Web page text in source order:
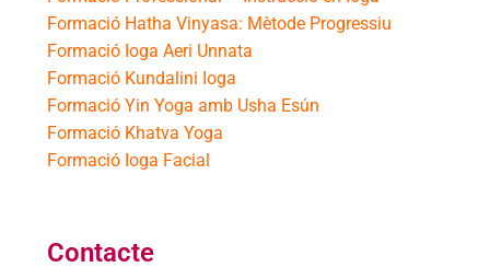
Formació Hatha Vinyasa: Mètode Progressiu
Formació Ioga Aeri Unnata
Formació Kundalini Ioga
Formació Yin Yoga amb Usha Esún
Formació Khatva Yoga
Formació Ioga Facial
Contacte